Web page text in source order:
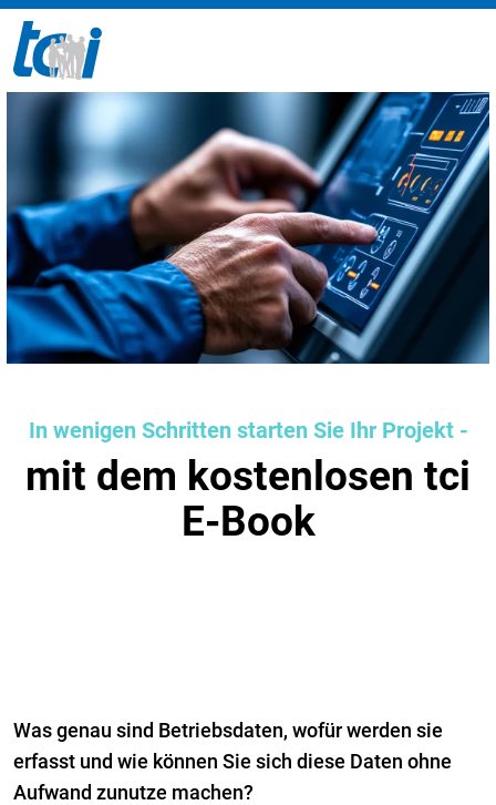
In wenigen Schritten starten Sie Ihr Projekt -
mit dem kostenlosen tci
E-Book
Was genau sind Betriebsdaten, wofür werden sie
erfasst und wie können Sie sich diese Daten ohne
Aufwand zunutze machen?